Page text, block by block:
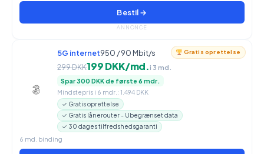
Bestil →
ANNONCE
Gratis oprettelse
5G internet950 / 90 Mbit/s
299 DKK199 DKK/md.i 3 md.
Spar 300 DKK de første 6 mdr.
Mindstepris i 6 mdr.: 1.494 DKK
✓ Gratis oprettelse
✓ Gratis lånerouter - Ubegrænset data
✓ 30 dages tilfredshedsgaranti
6 md. binding